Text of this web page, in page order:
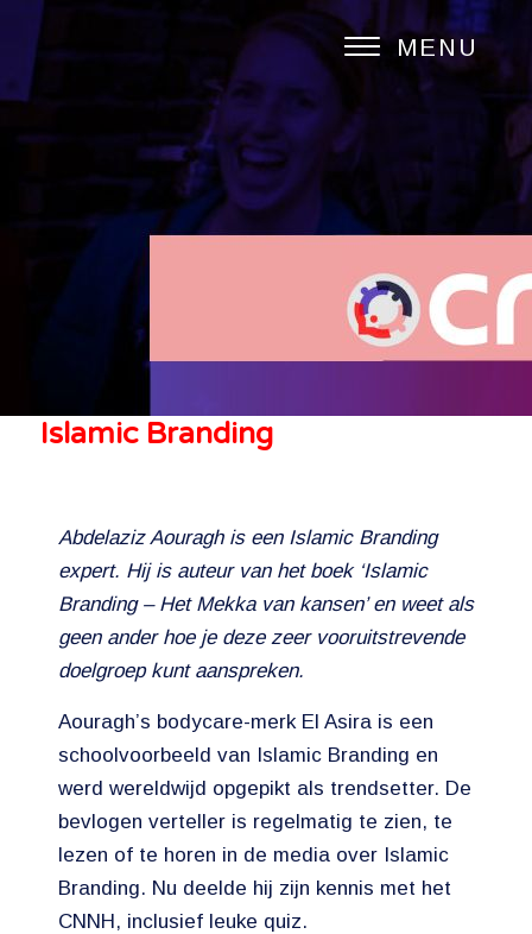
MENU
Islamic Branding
Abdelaziz Aouragh is een Islamic Branding
expert. Hij is auteur van het boek ‘Islamic
Branding – Het Mekka van kansen’ en weet als
geen ander hoe je deze zeer vooruitstrevende
doelgroep kunt aanspreken.
Aouragh’s bodycare-merk El Asira is een
schoolvoorbeeld van Islamic Branding en
werd wereldwijd opgepikt als trendsetter. De
bevlogen verteller is regelmatig te zien, te
lezen of te horen in de media over Islamic
Branding. Nu deelde hij zijn kennis met het
CNNH, inclusief leuke quiz.